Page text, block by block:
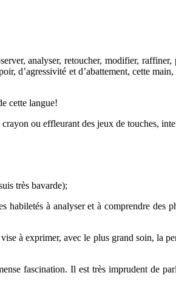
analyser, retoucher, modifier,
d’agressivité et d’abattement, cette
cette langue!
ou effleurant des jeux de touches,
très bavarde);
habiletés à analyser et à comprendre des
à exprimer, avec le plus grand soin, la
fascination. Il est très imprudent de